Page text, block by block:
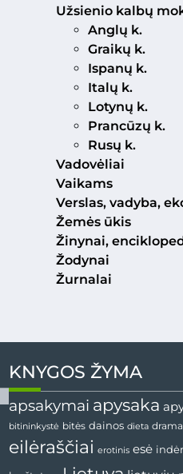
Užsienio kalbų
Anglų k.
Graikų k.
Ispanų k.
Italų k.
Lotynų k.
Prancūzų k.
Rusų k.
Vadovėliai
Vaikams
Verslas, vadyba,
Žemės ūkis
Žinynai,
Žodynai
Žurnalai
KNYGOS ŽYMA
apsakymai apysaka
bitininkystė bitės dainos dieta drama
eilėraščiai erotinis esė